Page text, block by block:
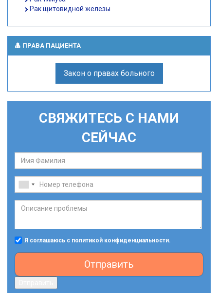
Рак щитовидной железы
ПРАВА ПАЦИЕНТА
Закон о правах больного
СВЯЖИТЕСЬ С НАМИ
СЕЙЧАС
Я соглашаюсь с политикой конфиденциальности.
Отправить